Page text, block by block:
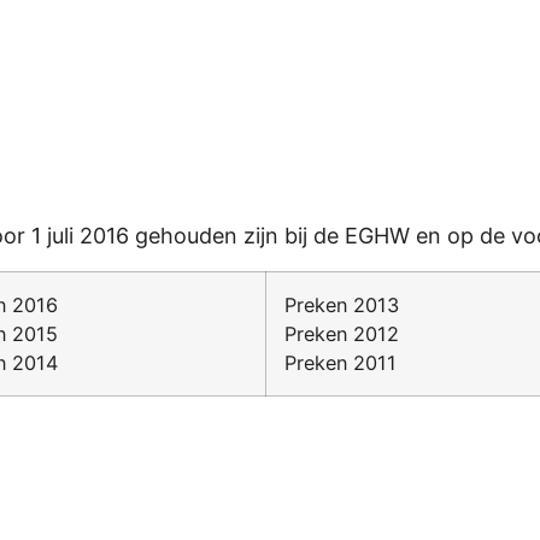
1 juli 2016 gehouden zijn bij de EGHW en op de
2016
2015
2014
Preken 2013
Preken 2012
Preken 2011